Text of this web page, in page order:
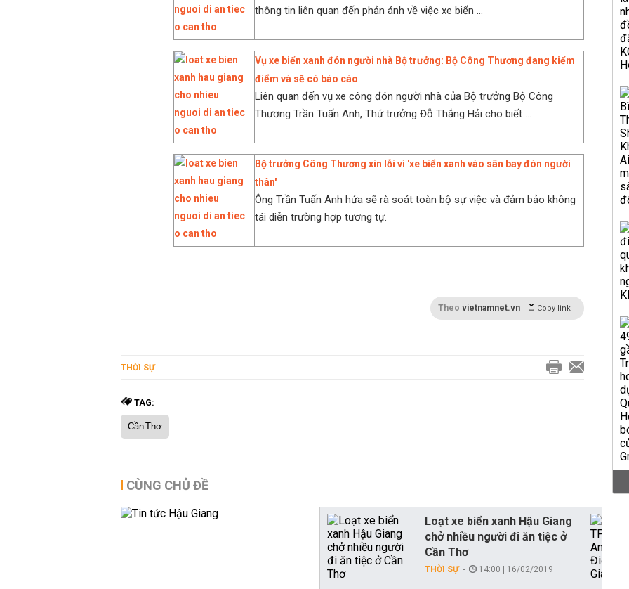
thông tin liên quan đến phản ánh về việc xe biển ...
Vụ xe biển xanh đón người nhà Bộ trưởng: Bộ Công Thương đang kiểm
điểm và sẽ có báo cáo
Liên quan đến vụ xe công đón người nhà của Bộ trưởng Bộ Công
Thương Trần Tuấn Anh, Thứ trưởng Đỗ Thắng Hải cho biết ...
Bộ trưởng Công Thương xin lỗi vì 'xe biển xanh vào sân bay đón người
thân'
Ông Trần Tuấn Anh hứa sẽ rà soát toàn bộ sự việc và đảm bảo không
tái diễn trường hợp tương tự.
Theo vietnamnet.vn Copy link
THỜI SỰ
TAG:
Cần Thơ
CÙNG CHỦ ĐỀ
Loạt xe biển xanh Hậu Giang
chở nhiều người đi ăn tiệc ở
Cần Thơ
THỜI SỰ 14:00 | 16/02/2019